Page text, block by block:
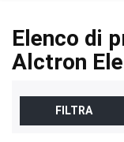
Elenco di
Alctron
FILTRA